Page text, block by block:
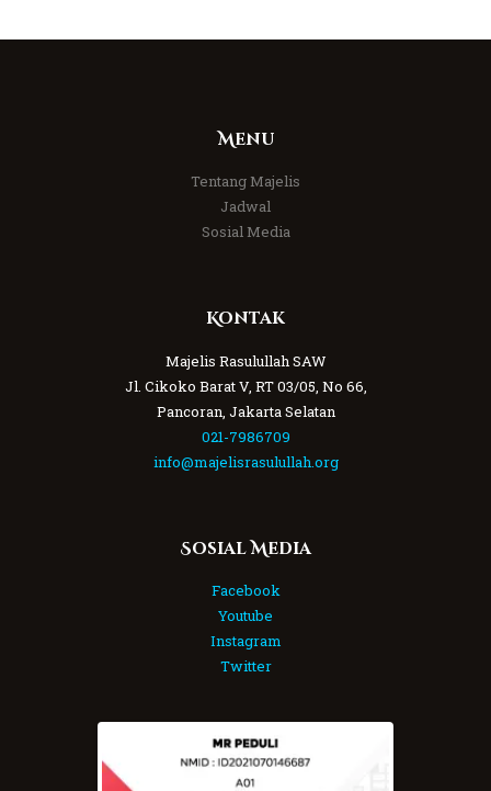
Menu
Tentang Majelis
Jadwal
Sosial Media
Kontak
Majelis Rasulullah SAW
Jl. Cikoko Barat V, RT 03/05, No 66,
Pancoran, Jakarta Selatan
021-7986709
info@majelisrasulullah.org
Sosial Media
Facebook
Youtube
Instagram
Twitter